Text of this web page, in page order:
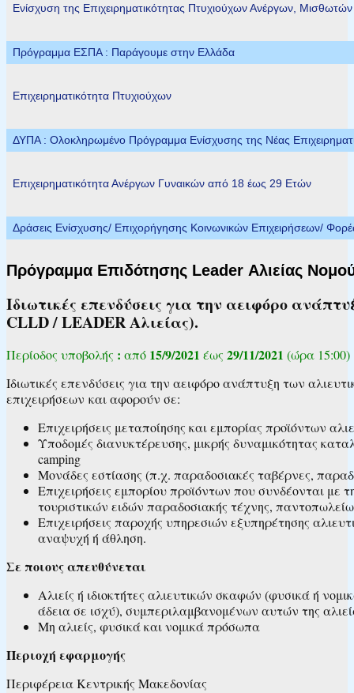
Ενίσχυση της Επιχειρηματικότητας Πτυχιούχων Ανέργων,
Πρόγραμμα ΕΣΠΑ : Παράγουμε στην Ελλάδα
Επιχειρηματικότητα Πτυχιούχων
ΔΥΠΑ : Ολοκληρωμένο Πρόγραμμα Ενίσχυσης της Νέας
Επιχειρηματικότητα Ανέργων Γυναικών από 18 έως 29 Ετών
Δράσεις Ενίσχυσης/ Επιχορήγησης Κοινωνικών Επιχειρήσεων/
Πρόγραμμα Επιδότησης Leader Αλιείας
Ιδιωτικές επενδύσεις για την αειφόρο
CLLD / LEADER Αλιείας).
Περίοδος υποβολής : από 15/9/2021 έως 29/11/2021 (ώρα 15:00)
Ιδιωτικές επενδύσεις για την αειφόρο ανάπτυξη των
επιχειρήσεων και αφορούν σε:
Επιχειρήσεις μεταποίησης και εμπορίας προϊόντων
Υποδομές διανυκτέρευσης, μικρής δυναμικότητας
camping
Μονάδες εστίασης (π.χ. παραδοσιακές ταβέρνες,
Επιχειρήσεις εμπορίου προϊόντων που συνδέονται με
τουριστικών ειδών παραδοσιακής τέχνης,
Επιχειρήσεις παροχής υπηρεσιών εξυπηρέτησης
αναψυχή ή άθληση.
Σε ποιους απευθύνεται
Αλιείς ή ιδιοκτήτες αλιευτικών σκαφών (φυσικά ή
άδεια σε ισχύ), συμπεριλαμβανομένων αυτών της
Μη αλιείς, φυσικά και νομικά πρόσωπα
Περιοχή εφαρμογής
Περιφέρεια Κεντρικής Μακεδονίας